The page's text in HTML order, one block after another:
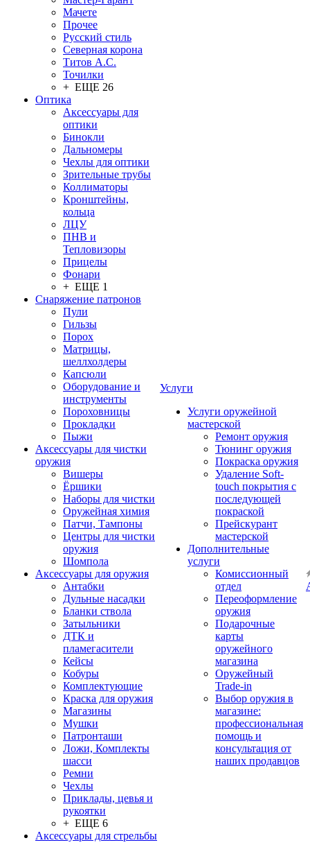
Мачете
Прочее
Русский стиль
Северная корона
Титов А.С.
Точилки
+ ЕЩЕ 26
Оптика
Аксессуары для
оптики
Бинокли
Дальномеры
Чехлы для оптики
Зрительные трубы
Коллиматоры
Кронштейны,
кольца
ЛЦУ
ПНВ и
Тепловизоры
Прицелы
Фонари
+ ЕЩЕ 1
Снаряжение патронов
Пули
Гильзы
Порох
Матрицы,
шеллхолдеры
Капсюли
Оборудование и
инструменты
Пороховницы
Прокладки
Пыжи
Аксессуары для чистки
оружия
Вишеры
Ёршики
Наборы для чистки
Оружейная химия
Патчи, Тампоны
Центры для чистки
оружия
Шомпола
Аксессуары для оружия
Антабки
Дульные насадки
Бланки ствола
Затыльники
ДТК и
пламегасители
Кейсы
Кобуры
Комплектующие
Краска для оружия
Магазины
Мушки
Патронташи
Ложи, Комплекты
шасси
Ремни
Чехлы
Приклады, цевья и
рукоятки
+ ЕЩЕ 6
Аксессуары для стрельбы
Услуги
Услуги оружейной
мастерской
Ремонт оружия
Тюнинг оружия
Покраска оружия
Удаление Soft-
touch покрытия с
последующей
покраской
Прейскурант
мастерской
Дополнительные
услуги
Комиссионный
отдел
Переоформление
оружия
Подарочные
карты
оружейного
магазина
Оружейный
Trade-in
Выбор оружия в
магазине:
профессиональная
помощь и
консультация от
наших продавцов